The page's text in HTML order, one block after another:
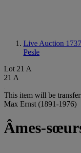
Live Auction
Pesle
Lot 21 A
21 A
This item will be
Max Ernst (1891-1976)
Âmes-